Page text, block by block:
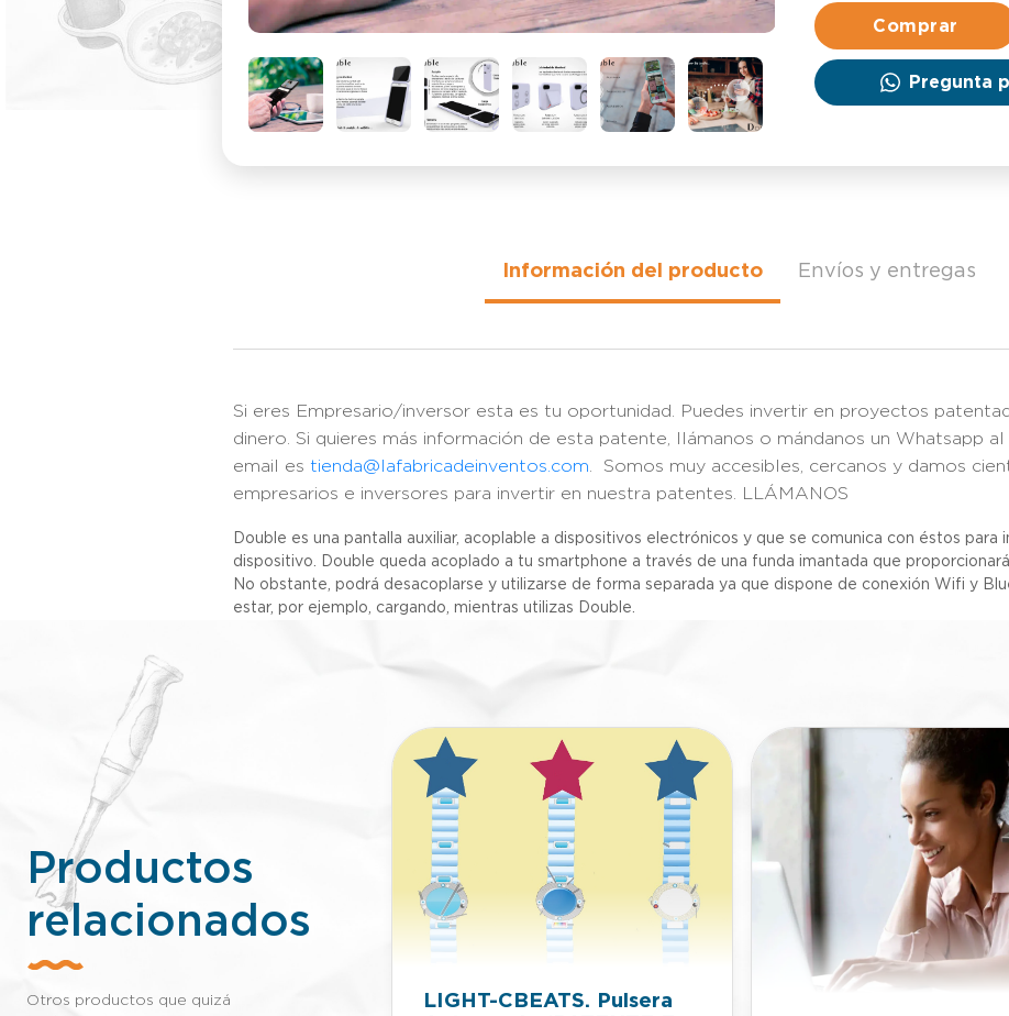
Comprar
Pregunta
Información del producto Envíos y entregas
Si eres Empresario/inversor esta es tu oportunidad. Puedes invertir en proyectos
dinero. Si quieres más información de esta patente, llámanos o mándanos un Whatsapp al
email es tienda@lafabricadeinventos.com . Somos muy accesibles, cercanos y damos
empresarios e inversores para invertir en nuestra patentes. LLÁMANOS
Double es una pantalla auxiliar, acoplable a dispositivos electrónicos y que se comunica con éstos para
dispositivo. Double queda acoplado a tu smartphone a través de una funda imantada que
No obstante, podrá desacoplarse y utilizarse de forma separada ya que dispone de conexión Wifi y
estar, por ejemplo, cargando, mientras utilizas Double.
Productos
relacionados
Otros productos que quizá
Manopla Lijadora
LIGHT-CBEATS. Pulsera